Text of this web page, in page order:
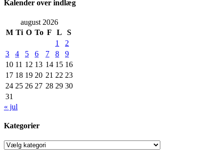
Kalender over indlæg
august 2026
M Ti O To F L
S
1
2
3
4 5 6 7 8
9
10 11 12 13 14 15 16
17 18 19 20 21 22 23
24 25 26 27 28 29 30
31
« jul
Kategorier
Kategorier